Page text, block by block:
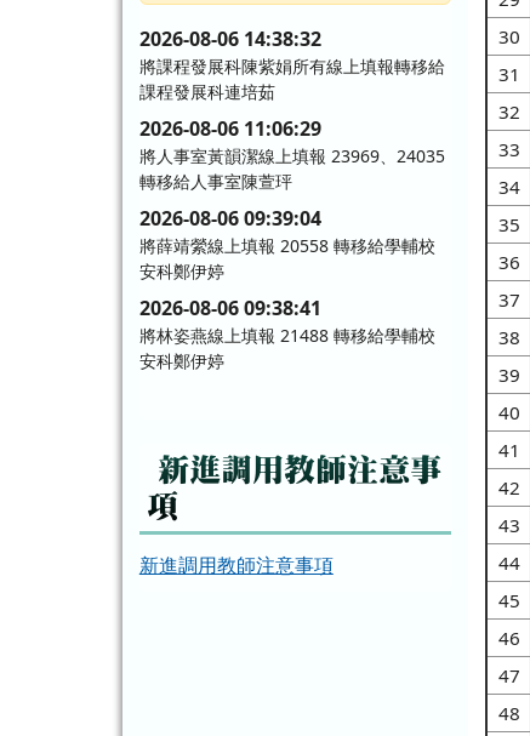
2026-08-06 14:38:32
將課程發展科陳紫娟所有線上填報轉移給
課程發展科連培茹
2026-08-06 11:06:29
將人事室黃韻潔線上填報 23969、24035
轉移給人事室陳萱玶
2026-08-06 09:39:04
將薛靖縈線上填報 20558 轉移給學輔校
安科鄭伊婷
2026-08-06 09:38:41
將林姿燕線上填報 21488 轉移給學輔校
安科鄭伊婷
展科丁碧華
2026-08-05 11:16:55
將課程發展科蔡妙瑛線上填報 23822、
24071 轉移給課程發展科連培茹
2026-08-04 14:14:09
新進調用教師注意事
項
新進調用教師注意事項
30
31
32
33
34
35
36
37
38
39
40
41
42
43
44
45
46
47
48